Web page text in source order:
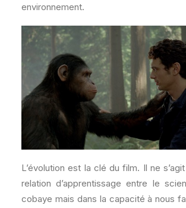
environnement.
L’évolution est la clé du film. Il ne
relation d’apprentissage entre le
cobaye mais dans la capacité à nous